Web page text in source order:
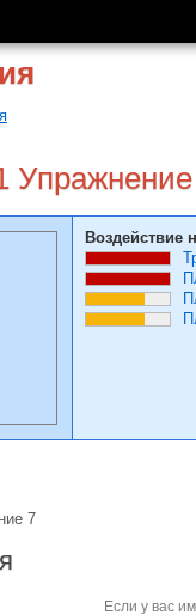
7
Если у вас